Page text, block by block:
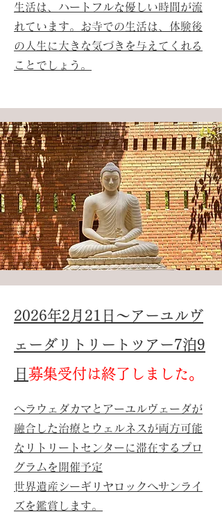
生活は、ハートフルな優しい時間が流
れています。​お寺での生活は、体験後
の人生に大きな気づきを与えてくれる
ことでしょう。
2026年2月21日～アーユルヴ
ェーダリトリートツアー7泊9
日募集受付は終了しました。
ヘラウェダカマとアーユルヴェーダが
融合した治療とウェルネスが両方可能
なリトリートセンターに滞在するプロ
グラムを​開催予定
​世界遺産シーギリヤロックへサンライ
ズを鑑賞します。